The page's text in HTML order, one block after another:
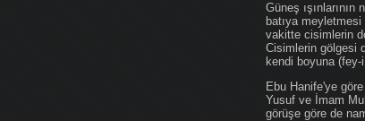
Güneş
batıya
vakitte cisimlerin
Cisimlerin gölgesi
kendi boyuna
Ebu Hanife'ye
Yusuf ve İmam
görüşe göre de